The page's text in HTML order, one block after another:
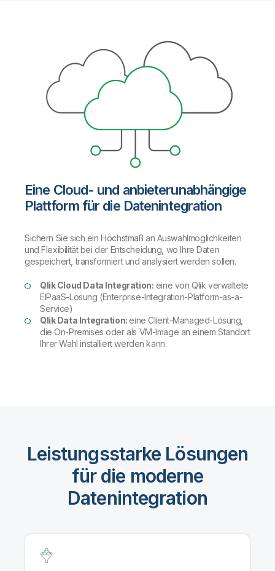
Eine Cloud- und anbieterunabhängige
Plattform für die Datenintegration
Sichern Sie sich ein Höchstmaß an Auswahlmöglichkeiten
und Flexibilität bei der Entscheidung, wo Ihre Daten
gespeichert, transformiert und analysiert werden sollen.
Qlik Cloud Data Integration: eine von Qlik verwaltete
EIPaaS-Lösung (Enterprise-Integration-Platform-as-a-
Service)
Qlik Data Integration: eine Client-Managed-Lösung,
die On-Premises oder als VM-Image an einem Standort
Ihrer Wahl installiert werden kann.
Leistungsstarke Lösungen
für die moderne
Datenintegration